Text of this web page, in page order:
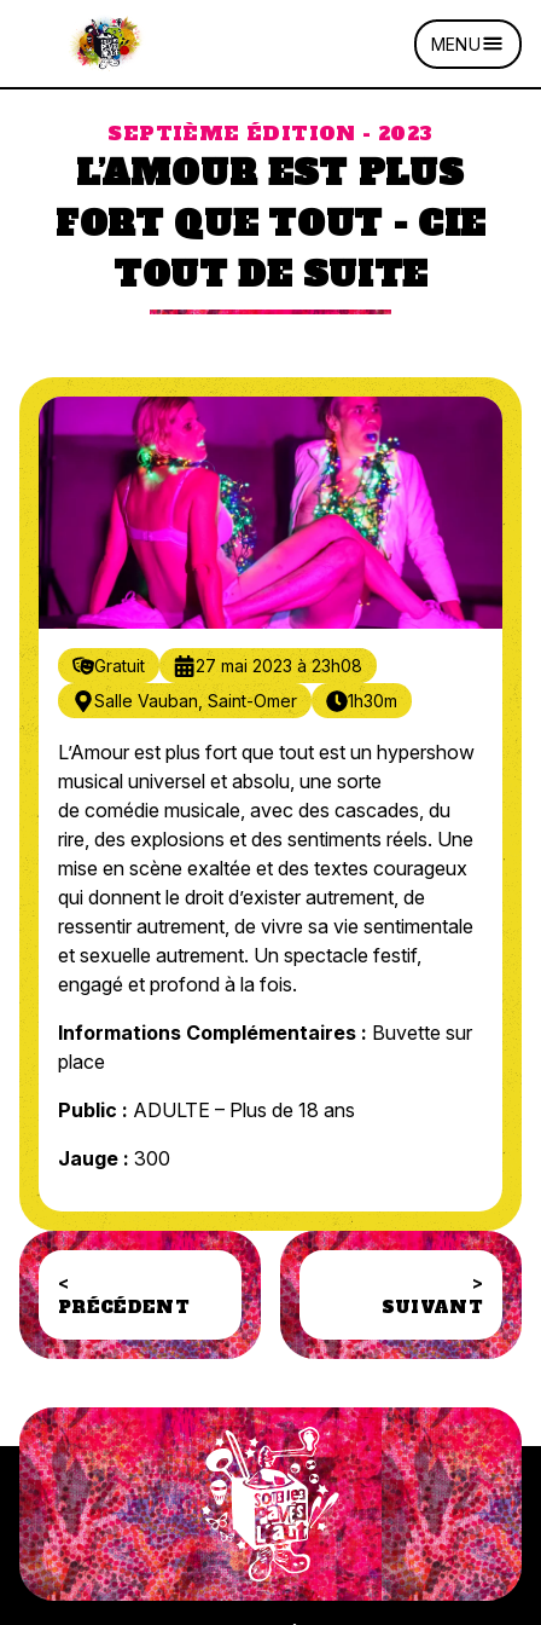
MENU
SEPTIÈME ÉDITION - 2023
L’AMOUR EST PLUS
FORT QUE TOUT - CIE
TOUT DE SUITE
Gratuit
27 mai 2023 à 23h08
Salle Vauban, Saint-Omer
1h30m
L’Amour est plus fort que tout est un hypershow
musical universel et absolu, une sorte
de comédie musicale, avec des cascades, du
rire, des explosions et des sentiments réels. Une
mise en scène exaltée et des textes courageux
qui donnent le droit d’exister autrement, de
ressentir autrement, de vivre sa vie sentimentale
et sexuelle autrement. Un spectacle festif,
engagé et profond à la fois.
Informations Complémentaires : Buvette sur
place
Public : ADULTE – Plus de 18 ans
Jauge : 300
<
PRÉCÉDENT SUIVANT
>